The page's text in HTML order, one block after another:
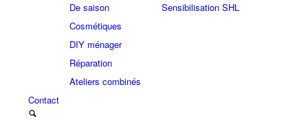
De saison
Cosmétiques
DIY ménager
Réparation
Ateliers combinés
Sensibilisation SHL
Contact